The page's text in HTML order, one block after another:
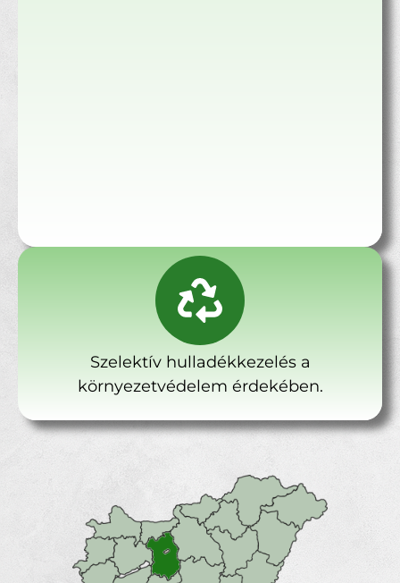
Szelektív hulladékkezelés a
környezetvédelem érdekében.